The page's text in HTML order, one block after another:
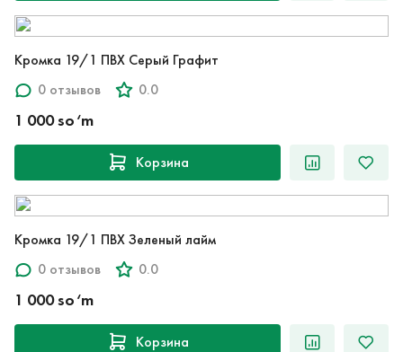
Кромка 19/1 ПВХ Серый Графит
0 отзывов
0.0
1 000 so‘m
Корзина
Кромка 19/1 ПВХ Зеленый лайм
0 отзывов
0.0
1 000 so‘m
Корзина